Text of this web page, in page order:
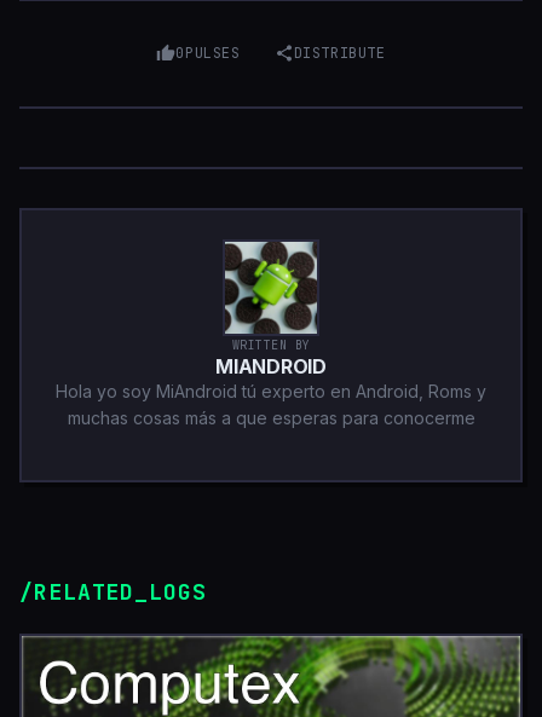
0PULSES DISTRIBUTE
WRITTEN BY
MIANDROID
Hola yo soy MiAndroid tú experto en Android, Roms y
muchas cosas más a que esperas para conocerme
/RELATED_LOGS